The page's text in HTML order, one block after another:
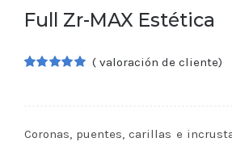
Full Zr-MAX Estética
de cliente
(valoración de cliente)
Coronas, puentes, carillas e